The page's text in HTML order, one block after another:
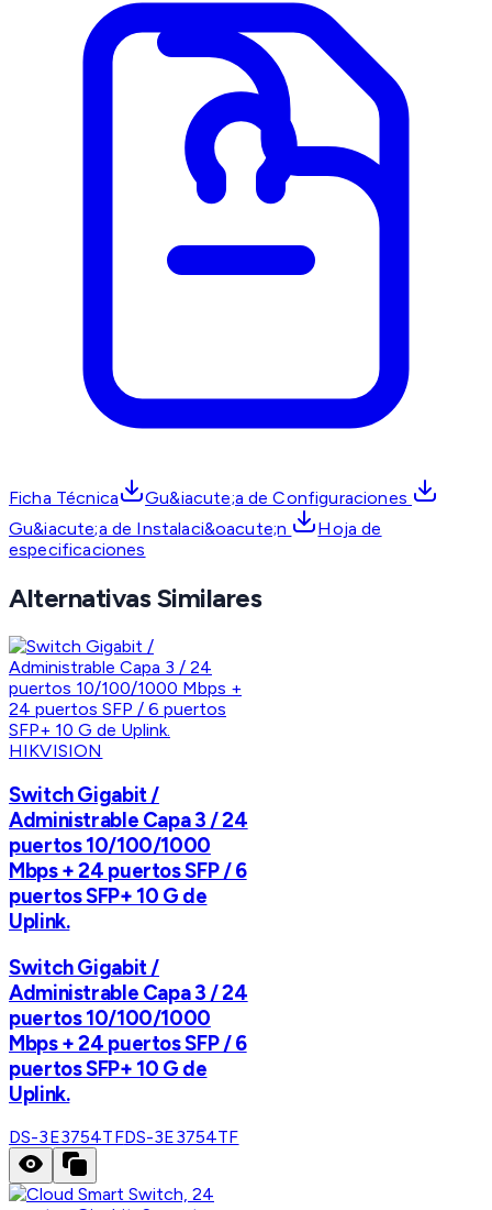
Ficha Técnica
Gu&iacute;a de Configuraciones
Gu&iacute;a de Instalaci&oacute;n
Hoja de
especificaciones
Alternativas Similares
HIKVISION
Switch Gigabit /
Administrable Capa 3 / 24
puertos 10/100/1000
Mbps + 24 puertos SFP / 6
puertos SFP+ 10 G de
Uplink.
Switch Gigabit /
Administrable Capa 3 / 24
puertos 10/100/1000
Mbps + 24 puertos SFP / 6
puertos SFP+ 10 G de
Uplink.
DS-3E3754TFDS-3E3754TF